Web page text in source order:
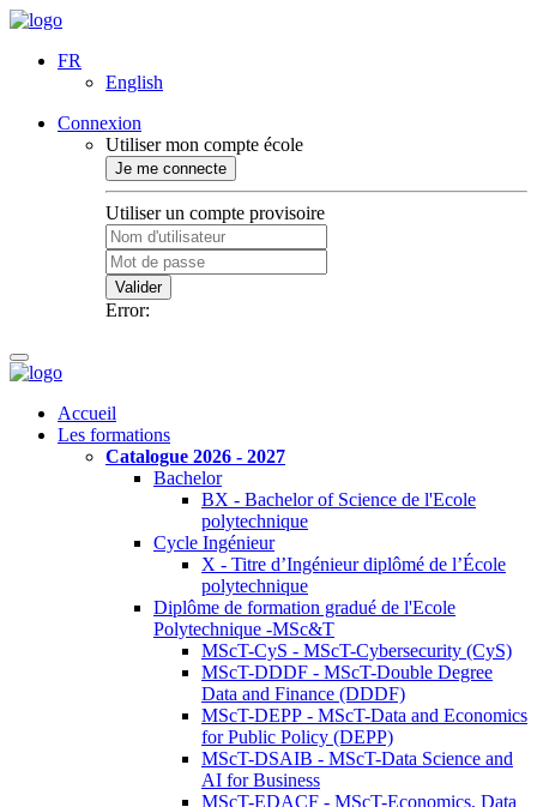
FR
English
Connexion
Utiliser mon compte école
Je me connecte
Utiliser un compte provisoire
Valider
Error:
Accueil
Les formations
Catalogue 2026 - 2027
Bachelor
BX - Bachelor of Science de l'Ecole
polytechnique
Cycle Ingénieur
X - Titre d’Ingénieur diplômé de l’École
polytechnique
Diplôme de formation gradué de l'Ecole
Polytechnique -MSc&T
MScT-CyS - MScT-Cybersecurity (CyS)
MScT-DDDF - MScT-Double Degree
Data and Finance (DDDF)
MScT-DEPP - MScT-Data and Economics
for Public Policy (DEPP)
MScT-DSAIB - MScT-Data Science and
AI for Business
MScT-EDACF - MScT-Economics, Data